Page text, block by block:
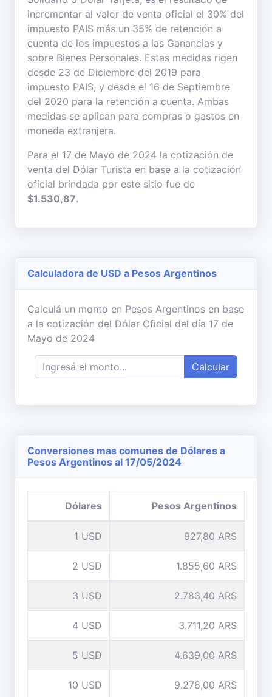
incrementar al valor de venta oficial el 30% del
impuesto PAIS más un 35% de retención a
cuenta de los impuestos a las Ganancias y
sobre Bienes Personales. Estas medidas rigen
desde 23 de Diciembre del 2019 para
impuesto PAIS, y desde el 16 de Septiembre
del 2020 para la retención a cuenta. Ambas
medidas se aplican para compras o gastos en
moneda extranjera.
Para el 17 de Mayo de 2024 la cotización de
venta del Dólar Turista en base a la cotización
oficial brindada por este sitio fue de
$1.530,87.
Calculadora de USD a Pesos Argentinos
Calculá un monto en Pesos Argentinos en base
a la cotización del Dólar Oficial del día 17 de
Mayo de 2024
Calcular
Conversiones mas comunes de Dólares a
Pesos Argentinos al 17/05/2024
Dólares Pesos Argentinos
1 USD 927,80 ARS
2 USD 1.855,60 ARS
3 USD 2.783,40 ARS
4 USD 3.711,20 ARS
5 USD 4.639,00 ARS
10 USD 9.278,00 ARS